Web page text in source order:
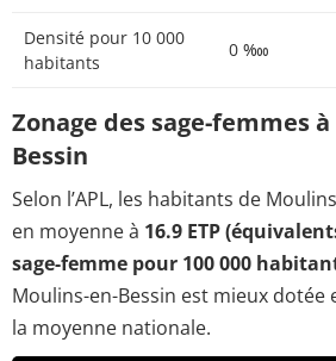
Densité pour 10 000
habitants
0 ‱
Zonage des sage-femmes
Bessin
Selon l’APL, les habitants de
en moyenne à 16.9 ETP
sage-femme pour 100 000
Moulins-en-Bessin est mieux dotée
la moyenne nationale.